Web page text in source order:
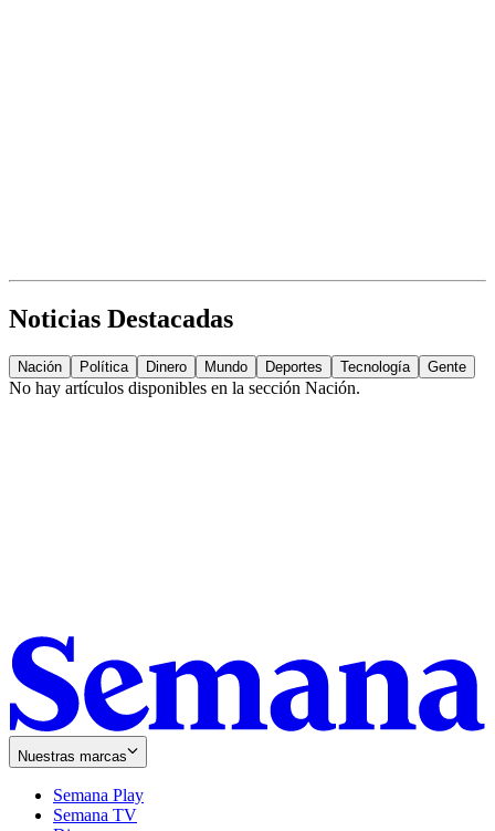
Noticias Destacadas
Nación Política Dinero Mundo Deportes Tecnología Gente
No hay artículos disponibles en la sección Nación.
Nuestras marcas
Semana Play
Semana TV